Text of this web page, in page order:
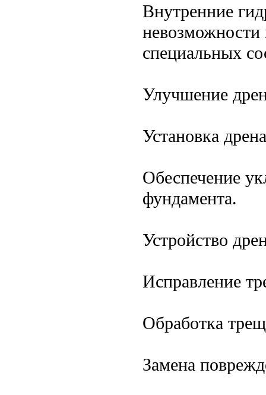
Внутренние
невозможности
специальных
Улучшение
Установка
Обеспечение
фундамента.
Устройство
Исправление
Обработка
Замена